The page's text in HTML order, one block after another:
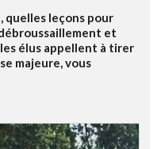
quelles leçons pour
et
élus appellent à tirer
majeure, vous